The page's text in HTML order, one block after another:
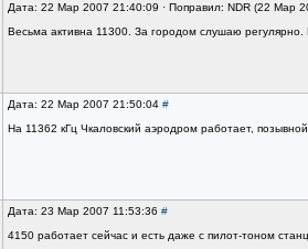
Дата: 22 Мар 2007 21:40:09 · Поправил: NDR (22 Мар
Весьма активна 11300. За городом слушаю
Дата: 22 Мар 2007 21:50:04 #
На 11362 кГц Чкаловский аэродром работает,
Дата: 23 Мар 2007 11:53:36 #
4150 работает сейчас и есть даже с пилот-тоном